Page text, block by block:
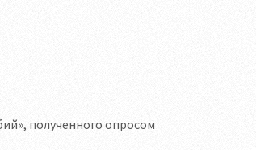
полученного опросом